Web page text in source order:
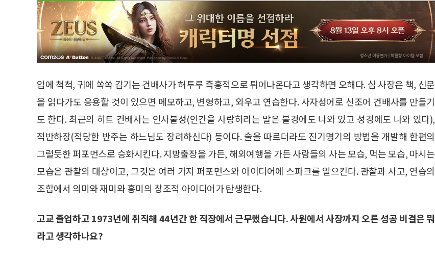
입에 척척, 귀에 쏙쏙 감기는 건배사가 허투루 즉흥적으로 튀어나온다고 생각하면 오해다. 심 사장은 책, 신문
을 읽다가도 응용할 것이 있으면 메모하고, 변형하고, 외우고 연습한다. 사자성어로 신조어 건배사를 만들기
도 한다. 최근의 히트 건배사는 인사불성(인간을 사랑하라는 말은 불경에도 나와 있고 성경에도 나와 있다),
적반하장(적당한 반주는 하느님도 장려하신다) 등이다. 술을 따르더라도 진기명기의 방법을 개발해 한편의
그럴듯한 퍼포먼스로 승화시킨다. 지방출장을 가든, 해외여행을 가든 사람들의 사는 모습, 먹는 모습, 마시는
모습은 관찰의 대상이고, 그것은 여러 가지 퍼포먼스와 아이디어에 스파크를 일으킨다. 관찰과 사고, 연습의
조합에서 의미와 재미와 흥미의 창조적 아이디어가 탄생한다.
고교 졸업하고 1973년에 취직해 44년간 한 직장에서 근무했습니다. 사원에서 사장까지 오른 성공 비결은 뭐
라고 생각하나요?